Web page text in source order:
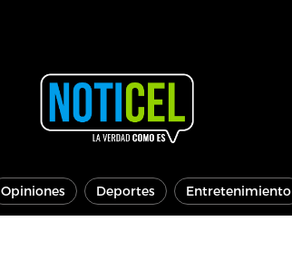
Opiniones Deportes Entretenimiento